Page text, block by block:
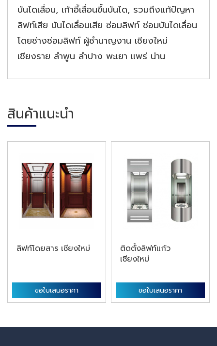
บันไดเลื่อน, เก้าอี้เลื่อนขึ้นบันได, รวมถึงแก้ปัญหา
ลิฟท์เสีย บันไดเลื่อนเสีย ซ่อมลิฟท์ ซ่อมบันไดเลื่อน
โดยช่างซ่อมลิฟท์ ผู้ชำนาญงาน เชียงใหม่
เชียงราย ลำพูน ลำปาง พะเยา แพร่ น่าน
สินค้าแนะนำ
ลิฟท์โดยสาร เชียงใหม่
ขอใบเสนอราคา
ติดตั้งลิฟท์แก้ว
เชียงใหม่
ขอใบเสนอราคา